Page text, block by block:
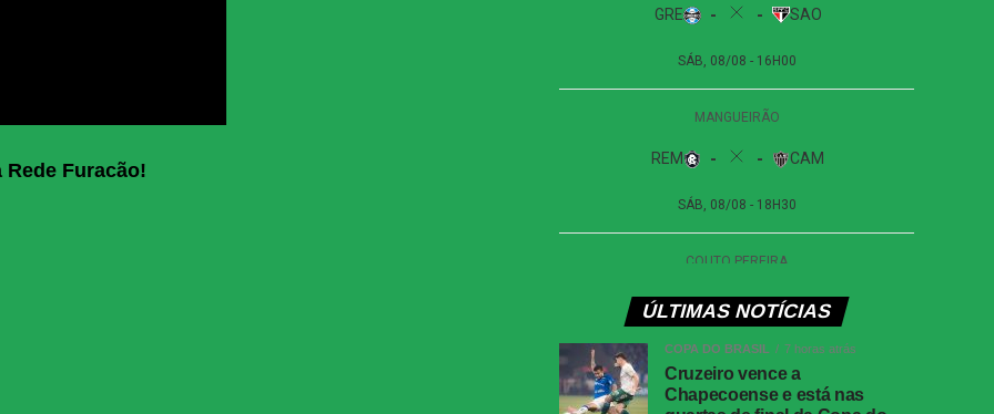
Furacão!
ÚLTIMAS NOTÍCIAS
COPA DO BRASIL 7 horas atrás
Cruzeiro vence a
Chapecoense e está nas